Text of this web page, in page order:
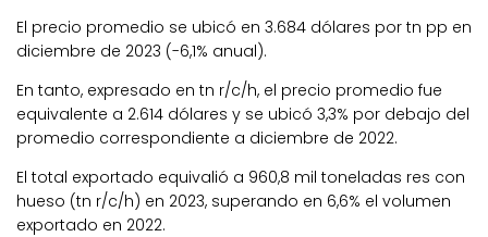
El precio promedio se ubicó en 3.684 dólares por tn pp en
diciembre de 2023 (-6,1% anual).
En tanto, expresado en tn r/c/h, el precio promedio fue
equivalente a 2.614 dólares y se ubicó 3,3% por debajo del
promedio correspondiente a diciembre de 2022.
El total exportado equivalió a 960,8 mil toneladas res con
hueso (tn r/c/h) en 2023, superando en 6,6% el volumen
exportado en 2022.